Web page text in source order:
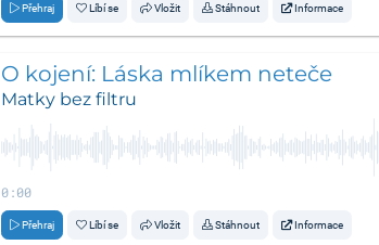
Přehraj Líbí se Vložit Stáhnout Informace
O kojení: Láska mlíkem neteče
Matky bez filtru
0:00
Přehraj Líbí se Vložit Stáhnout Informace